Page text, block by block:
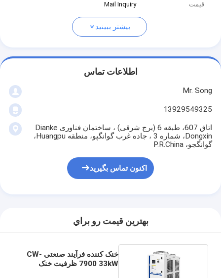
قیمت
Mail Inquiry
بیشتر ببینید
اطلاعات تماس
Mr. Song
13929549325
اتاق 607، طبقه 6 (برج شرقی) ، ساختمان فناوری Dianke
Dongxin، شماره 3 ، جاده غرب گوانگپو، منطقه Huangpu،
گوانگجو، P.R.China
اکنون تماس بگیرید
بهترين قيمت رو براي
خنک کننده فرآیند صنعتی CW-
7900 33kW ظرفیت خنک